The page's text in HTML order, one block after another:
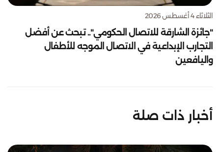
الثلاثاء 4 أغسطس 2026
"جائزة الشارقة للاتصال الحكومي".. تبحث عن أفضل
التجارب الإبداعية في الاتصال الموجه للأطفال
واليافعين
أخبار ذات صلة